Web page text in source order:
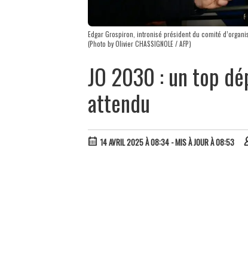
Edgar Grospiron, intronisé président du comité
(Photo by Olivier CHASSIGNOLE / AFP)
JO 2030 : un top
attendu
14 AVRIL 2025 À 08:34 - MIS À JOUR À 08:53